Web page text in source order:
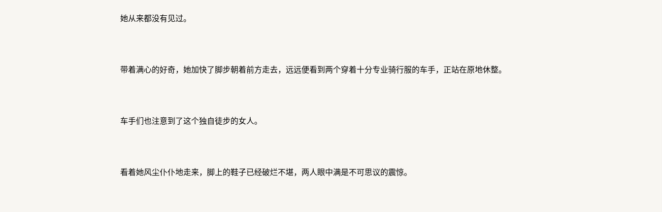
她从来都没有见过。
带着满心的好奇，她加快了脚步朝着前方走去，远远便看到两个穿着十分专业骑行服的车手，正站在原地休整。
车手们也注意到了这个独自徒步的女人。
看着她风尘仆仆地走来，脚上的鞋子已经破烂不堪，两人眼中满是不可思议的震惊。